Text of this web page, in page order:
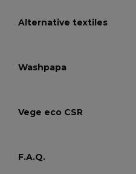
Alternative textiles
Washpapa
Vege eco CSR
F.A.Q.